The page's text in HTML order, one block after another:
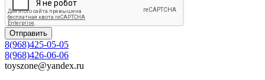
Отправить
8(968)425-05-05
8(968)426-06-06
toyszone@yandex.ru